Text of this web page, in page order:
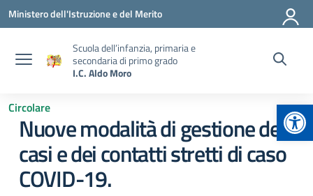
Vai ai contenuti
Vai al menu di navigazione
Vai al footer
Ministero dell'Istruzione e del Merito
Scuola dell’infanzia, primaria e
secondaria di primo grado
I.C. Aldo Moro
Circolare
Nuove modalità di gestione dei
casi e dei contatti stretti di caso
COVID-19.